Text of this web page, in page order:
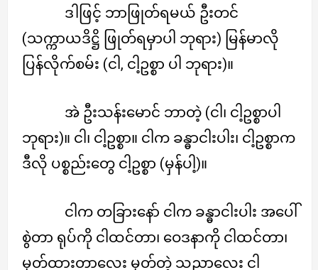
ဒါဖြင့် ဘာဖြုတ်ရမယ် ဦးတင်
(သက္ကာယဒိဋ္ဌိ ဖြုတ်ရမှာပါ ဘုရား) မြန်မာလို
ပြန်လိုက်စမ်း (ငါ, ငါ့ဥစ္စာ ပါ ဘုရား)။
အဲ ဦးသန်းမောင် ဘာတဲ့ (ငါ၊ ငါ့ဥစ္စာပါ
ဘုရား)။ ငါ၊ ငါ့ဥစ္စာ။ ငါက ခန္ဓာငါးပါး၊ ငါ့ဥစ္စာက
ဒီလို ပစ္စည်းတွေ ငါ့ဥစ္စာ (မှန်ပါ့)။
ငါက တခြားနော် ငါက ခန္ဓာငါးပါး အပေါ်
စွဲတာ ရုပ်ကို ငါထင်တာ၊ ဝေဒနာကို ငါထင်တာ၊
မှတ်ထားတာလေး မှတ်တဲ့ သညာလေး ငါ